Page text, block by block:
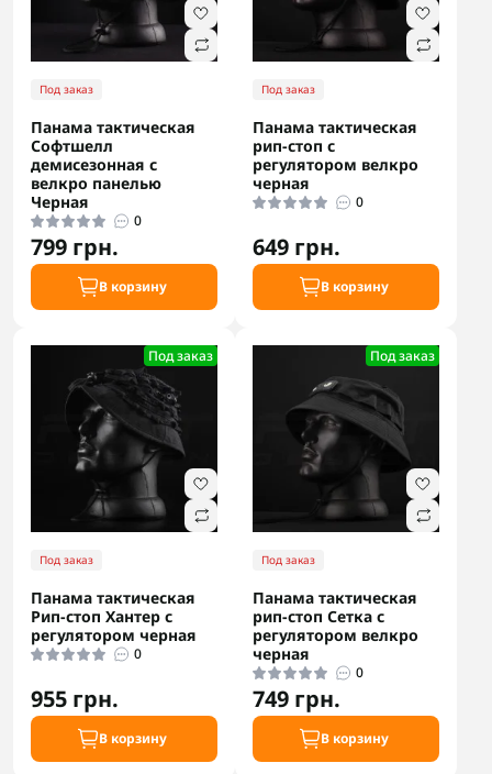
Под заказ
Панама тактическая
Софтшелл
демисезонная с
велкро панелью
Черная
0
799 грн.
В корзину
Под заказ
Панама тактическая
рип-стоп с
регулятором велкро
черная
0
649 грн.
В корзину
Под заказ
Под заказ
Панама тактическая
Рип-стоп Хантер с
регулятором черная
0
955 грн.
В корзину
Под заказ
Под заказ
Панама тактическая
рип-стоп Сетка с
регулятором велкро
черная
0
749 грн.
В корзину